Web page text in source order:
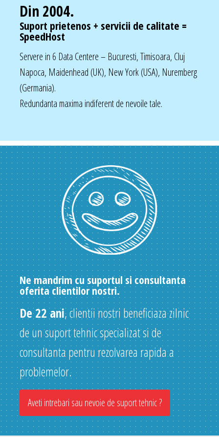
Din 2004.
Suport prietenos + servicii de calitate =
SpeedHost
Servere in 6 Data Centere – Bucuresti, Timisoara, Cluj
Napoca, Maidenhead (UK), New York (USA), Nuremberg
(Germania).
Redundanta maxima indiferent de nevoile tale.
Ne mandrim cu suportul si consultanta
oferita clientilor nostri.
De 22 ani, clientii nostri beneficiaza zilnic
de un suport tehnic specializat si de
consultanta pentru rezolvarea rapida a
problemelor.
Aveti intrebari sau nevoie de suport tehnic ?